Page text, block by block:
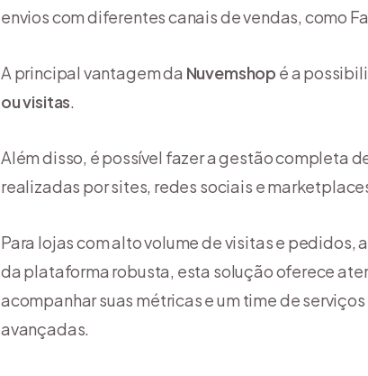
envios com diferentes canais de vendas, como
A principal vantagem da Nuvemshop é a
ou visitas.
Além disso, é possível fazer a gestão completa
realizadas por sites, redes sociais e
Para lojas com alto volume de visitas e pedidos,
da plataforma robusta, esta solução oferece
acompanhar suas métricas e um time de
avançadas.